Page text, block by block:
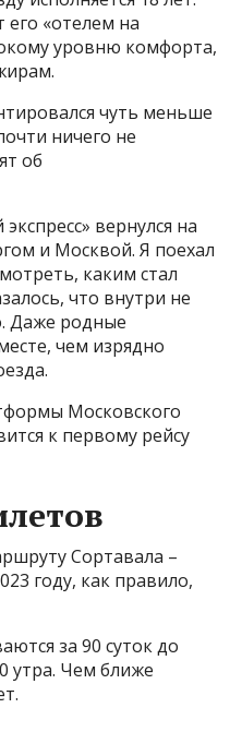
«отелем на
уровню комфорта,
чуть меньше
ничего не
об
вернулся на
и Москвой. Я поехал
каким стал
что внутри не
Даже родные
чем изрядно
Московского
к первому рейсу
Сортавала –
году, как правило,
за 90 суток до
утра. Чем ближе